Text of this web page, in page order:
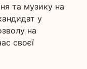
та музику на
у
на
своєї